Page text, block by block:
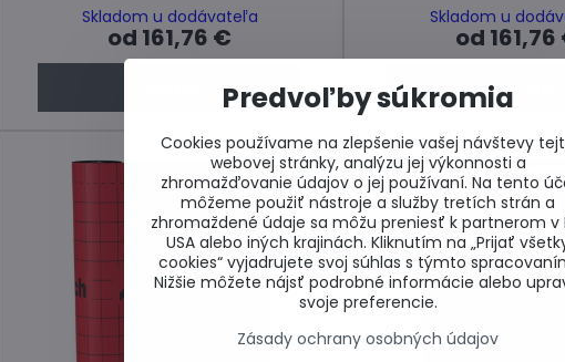
Skladom u dodávateľa
od 161,76 €
Skladom u
od 161,76
Zobraziť
Predvoľby súkromia
Cookies používame na zlepšenie vašej návštevy
webovej stránky, analýzu jej výkonnosti a
zhromažďovanie údajov o jej používaní. Na tento
môžeme použiť nástroje a služby tretích strán a
zhromaždené údaje sa môžu preniesť k partnerom v
USA alebo iných krajinách. Kliknutím na „Prijať
cookies“ vyjadrujete svoj súhlas s týmto
Nižšie môžete nájsť podrobné informácie alebo
svoje preferencie.
Zásady ochrany osobných údajov